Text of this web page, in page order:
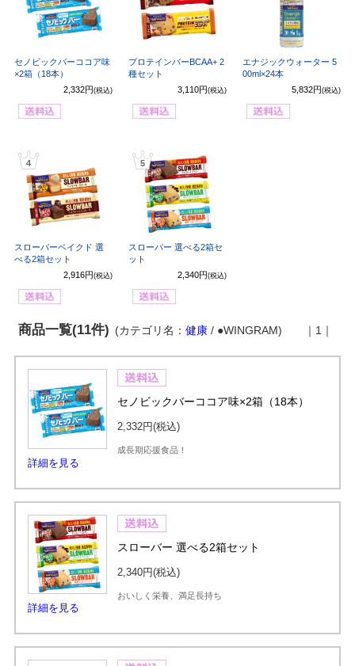
セノビックバーココア味
×2箱（18本）
2,332円 (税込)
プロテインバーBCAA+ 2
種セット
3,110円 (税込)
エナジックウォーター 5
00ml×24本
5,832円(税込)
4
スローバーベイクド 選
べる2箱セット
2,916円 (税込)
5
スローバー 選べる2箱セ
ット
2,340円 (税込)
商品一覧(11件) ｜1｜
(カテゴリ名： 健康/ ●WINGRAM)
詳細を見る
セノビックバーココア味×2箱（18本）
2,332円(税込)
成長期応援食品！
詳細を見る
スローバー 選べる2箱セット
2,340円(税込)
おいしく栄養、満足長持ち